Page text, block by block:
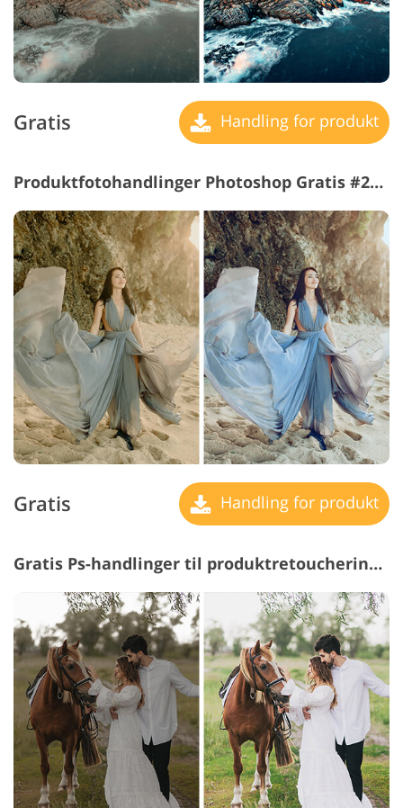
Gratis Handling for produkt
Produktfotohandlinger Photoshop Gratis #25 "Aqua"
Gratis Handling for produkt
Gratis Ps-handlinger til produktretouchering #26 "Bright Colors"